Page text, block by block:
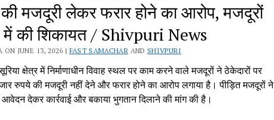
मजदूरी लेकर फरार होने का आरोप, मजदूरों
में की शिकायत / Shivpuri News
ON JUNE 13, 2026 | FAST SAMACHAR AND SHIVPURI
क्षेत्र में निर्माणाधीन विवाह स्थल पर काम करने वाले मजदूरों ने ठेकेदारों पर
रुपये की मजदूरी नहीं देने और फरार होने का आरोप लगाया है। पीड़ित मजदूरों ने
देकर कार्रवाई और बकाया भुगतान दिलाने की मांग की है।